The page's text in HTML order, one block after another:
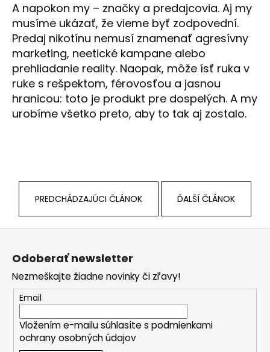
A napokon my – značky a predajcovia. Aj my
musíme ukázať, že vieme byť zodpovední.
Predaj nikotínu nemusí znamenať agresívny
marketing, neetické kampane alebo
prehliadanie reality. Naopak, môže ísť ruka v
ruke s rešpektom, férovosťou a jasnou
hranicou: toto je produkt pre dospelých. A my
urobíme všetko preto, aby to tak aj zostalo.
PREDCHÁDZAJÚCI ČLÁNOK ĎALŠÍ ČLÁNOK
Z
Odoberať newsletter
Nezmeškajte žiadne novinky či zľavy!
Email
Vložením e-mailu súhlasíte s podmienkami
ochrany osobných údajov